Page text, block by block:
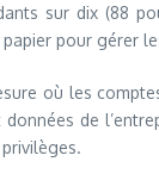
sur dix (88
pour gérer
où les
de